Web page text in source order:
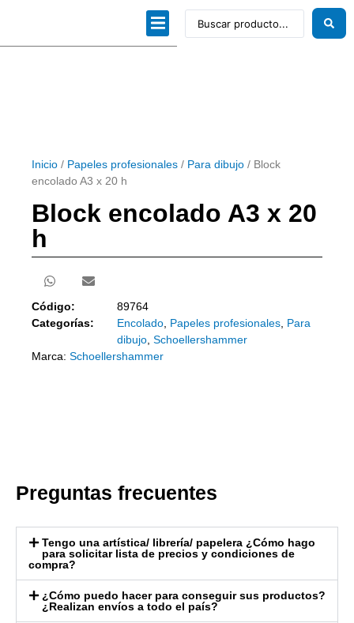
Inicio / Papeles profesionales / Para dibujo / Block
encolado A3 x 20 h
Block encolado A3 x 20
h
Código:
89764
Categorías:
Encolado Papeles profesionales Para
dibujo Schoellershammer
Marca: Schoellershammer
Preguntas frecuentes
Tengo una artística/ librería/ papelera ¿Cómo hago
para solicitar lista de precios y condiciones de
compra?
¿Cómo puedo hacer para conseguir sus productos?
¿Realizan envíos a todo el país?